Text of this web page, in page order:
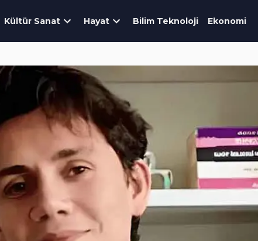
Kültür Sanat Hayat Bilim Teknoloji Ekonomi